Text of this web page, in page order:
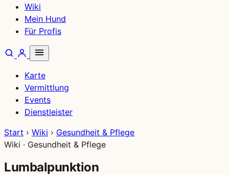
Wiki
Mein Hund
Für Profis
Karte
Vermittlung
Events
Dienstleister
Start › Wiki › Gesundheit & Pflege
Wiki · Gesundheit & Pflege
Lumbalpunktion